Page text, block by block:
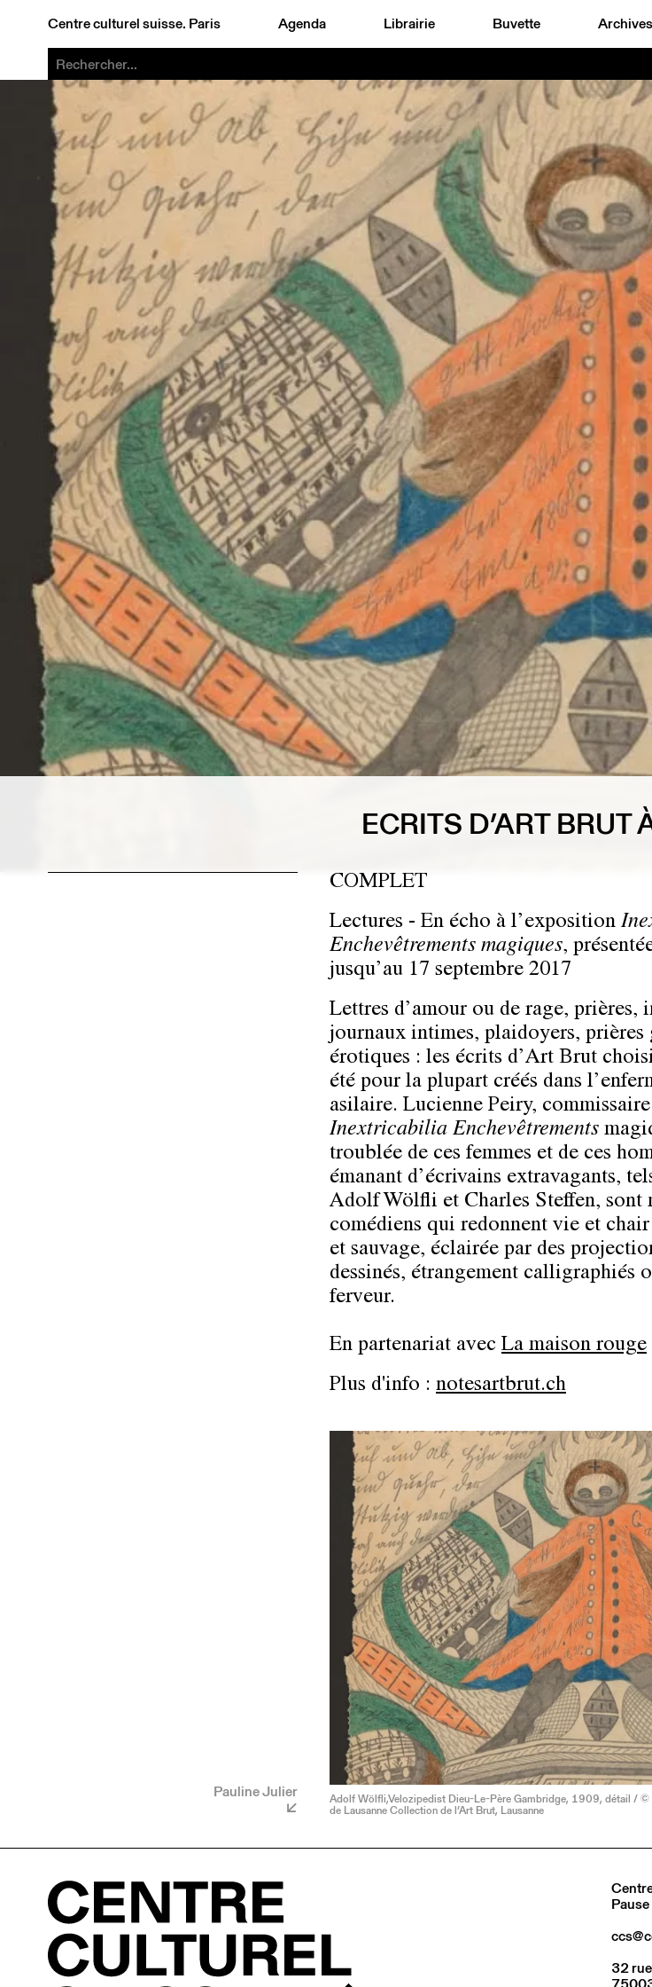
Centre culturel suisse. Paris Agenda Librairie Buvette Archives
ECRITS D’ART BRUT
Pauline Julier
COMPLET
Lectures - En écho à l’exposition
Enchevêtrements magiques,
jusqu’au 17 septembre 2017
Lettres d’amour ou de rage, prières,
journaux intimes, plaidoyers, prières
érotiques : les écrits d’Art Brut
été pour la plupart créés dans
asilaire. Lucienne Peiry,
Inextricabilia Enchevêtrements
troublée de ces femmes et de ces
émanant d’écrivains extravagants,
Adolf Wölfli et Charles Steffen, sont
comédiens qui redonnent vie et
et sauvage, éclairée par des
dessinés, étrangement calligraphiés
ferveur.
En partenariat avec La maison rouge
Plus d'info : notesartbrut.ch
Adolf Wölfli,Velozipedist Dieu-Le-Père Gambridge, 1909, détail / ©
de Lausanne Collection de l’Art Brut, Lausanne
32